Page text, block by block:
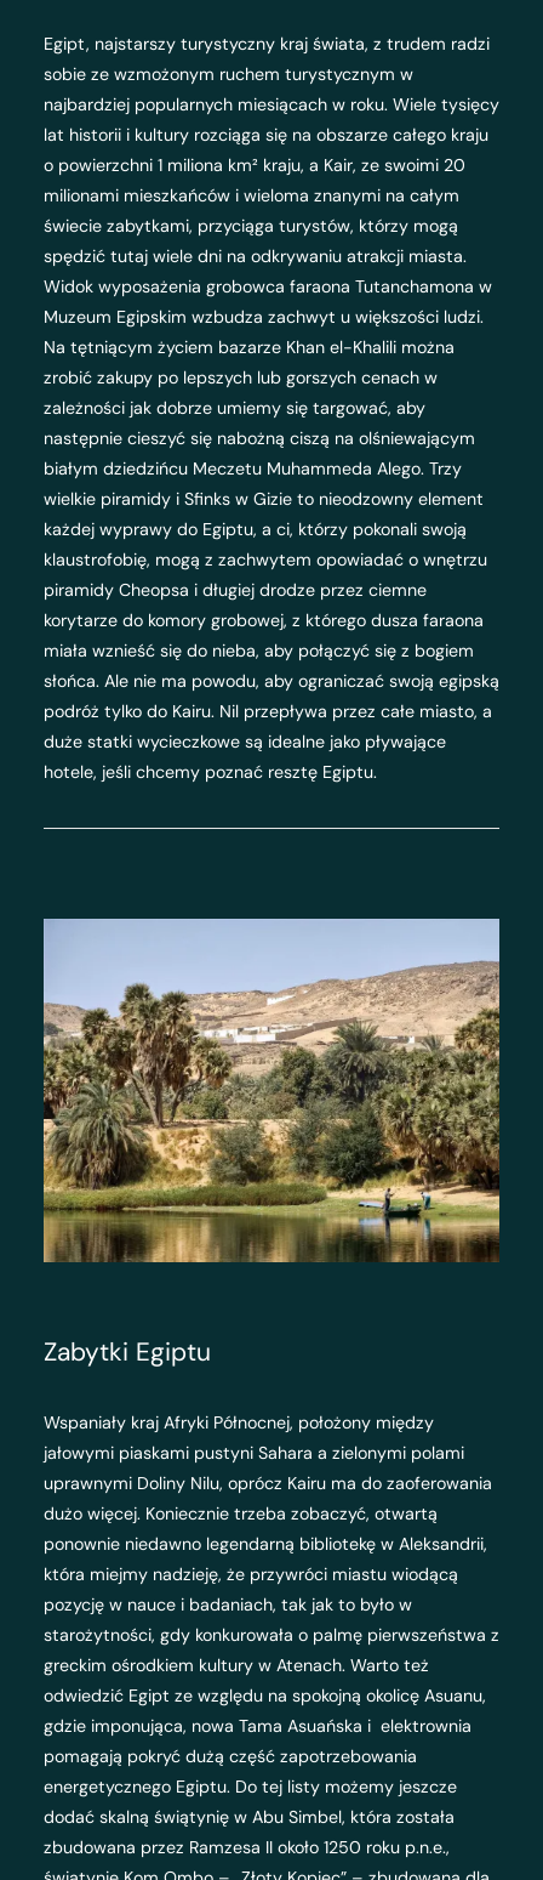
Egipt, najstarszy turystyczny kraj świata, z trudem radzi
sobie ze wzmożonym ruchem turystycznym w
najbardziej popularnych miesiącach w roku. Wiele tysięcy
lat historii i kultury rozciąga się na obszarze całego kraju
o powierzchni 1 miliona km² kraju, a Kair, ze swoimi 20
milionami mieszkańców i wieloma znanymi na całym
świecie zabytkami, przyciąga turystów, którzy mogą
spędzić tutaj wiele dni na odkrywaniu atrakcji miasta.
Widok wyposażenia grobowca faraona Tutanchamona w
Muzeum Egipskim wzbudza zachwyt u większości ludzi.
Na tętniącym życiem bazarze Khan el-Khalili można
zrobić zakupy po lepszych lub gorszych cenach w
zależności jak dobrze umiemy się targować, aby
następnie cieszyć się nabożną ciszą na olśniewającym
białym dziedzińcu Meczetu Muhammeda Alego. Trzy
wielkie piramidy i Sfinks w Gizie to nieodzowny element
każdej wyprawy do Egiptu, a ci, którzy pokonali swoją
klaustrofobię, mogą z zachwytem opowiadać o wnętrzu
piramidy Cheopsa i długiej drodze przez ciemne
korytarze do komory grobowej, z którego dusza faraona
miała wznieść się do nieba, aby połączyć się z bogiem
słońca. Ale nie ma powodu, aby ograniczać swoją egipską
podróż tylko do Kairu. Nil przepływa przez całe miasto, a
duże statki wycieczkowe są idealne jako pływające
hotele, jeśli chcemy poznać resztę Egiptu.
Zabytki Egiptu
Wspaniały kraj Afryki Północnej, położony między
jałowymi piaskami pustyni Sahara a zielonymi polami
uprawnymi Doliny Nilu, oprócz Kairu ma do zaoferowania
dużo więcej. Koniecznie trzeba zobaczyć, otwartą
ponownie niedawno legendarną bibliotekę w Aleksandrii,
która miejmy nadzieję, że przywróci miastu wiodącą
pozycję w nauce i badaniach, tak jak to było w
starożytności, gdy konkurowała o palmę pierwszeństwa z
greckim ośrodkiem kultury w Atenach. Warto też
odwiedzić Egipt ze względu na spokojną okolicę Asuanu,
gdzie imponująca, nowa Tama Asuańska i elektrownia
pomagają pokryć dużą część zapotrzebowania
energetycznego Egiptu. Do tej listy możemy jeszcze
dodać skalną świątynię w Abu Simbel, która została
zbudowana przez Ramzesa II około 1250 roku p.n.e.,